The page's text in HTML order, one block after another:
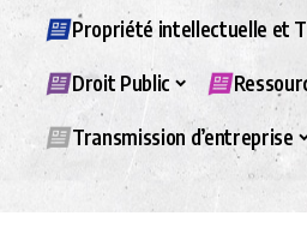
Propriété intellectuelle et
Droit Public
Transmission d’entreprise